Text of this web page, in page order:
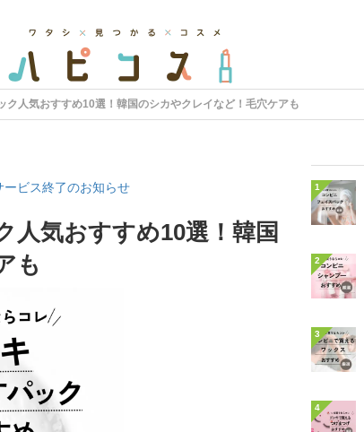
ク人気おすすめ10選！韓国のシカやクレイなど！毛穴ケアも
ービス終了のお知らせ
人気おすすめ10選！韓国
も
1
2
3
4